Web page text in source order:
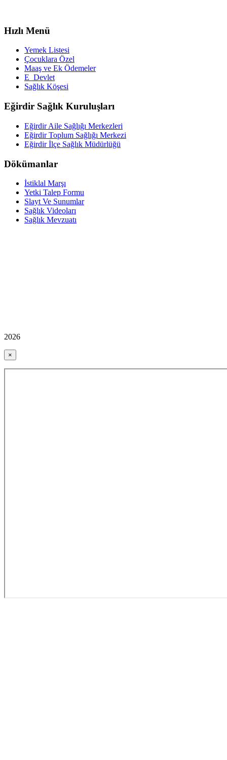
Hızlı Menü
Yemek Listesi
Çocuklara Özel
Maaş ve Ek Ödemeler
E_Devlet
Sağlık Köşesi
Eğirdir Sağlık Kuruluşları
Eğirdir Aile Sağlığı Merkezleri
Eğirdir Toplum Sağlığı Merkezi
Eğirdir İlçe Sağlık Müdürlüğü
Dökümanlar
İstiklal Marşı
Yetki Talep Formu
Slayt Ve Sunumlar
Sağlık Videoları
Sağlık Mevzuatı
2026
×